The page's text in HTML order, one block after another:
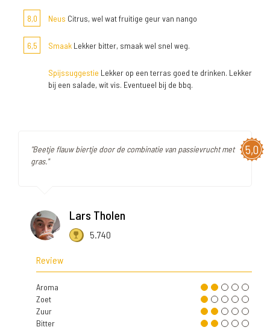
8,0 Neus Citrus, wel wat fruitige geur van nango
6,5 Smaak Lekker bitter, smaak wel snel weg.
Spijssuggestie Lekker op een terras goed te drinken. Lekker
bij een salade, wit vis. Eventueel bij de bbq.
5,0
"Beetje flauw biertje door de combinatie van passievrucht met
gras."
Lars Tholen
5.740
Review
Aroma
Zoet
Zuur
Bitter